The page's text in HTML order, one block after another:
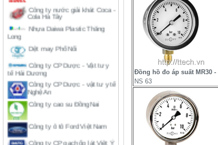
Nhựa Daiwa Plastic Thăng
Long
Dệt may Phố Nối
Công ty CP Dược - Vật tư y
tế Hải Dương
Công ty CP Dược - vật tư y tế
Nghệ An
Công ty cao su Đồng Nai
Công ty ô tô Ford Việt Nam
Công ty CP gạch ốp lát Việt Ý
Công ty CP gang thép Thái
Đồng hồ đo áp suất MR30 -
NS 63